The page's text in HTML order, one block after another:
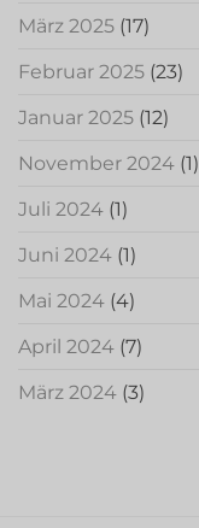
März 2025 (17)
Februar 2025 (23)
Januar 2025 (12)
November 2024 (1)
Juli 2024 (1)
Juni 2024 (1)
Mai 2024 (4)
April 2024 (7)
März 2024 (3)